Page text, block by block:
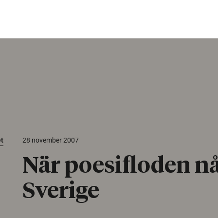
28 november 2007
När poesifloden
Sverige